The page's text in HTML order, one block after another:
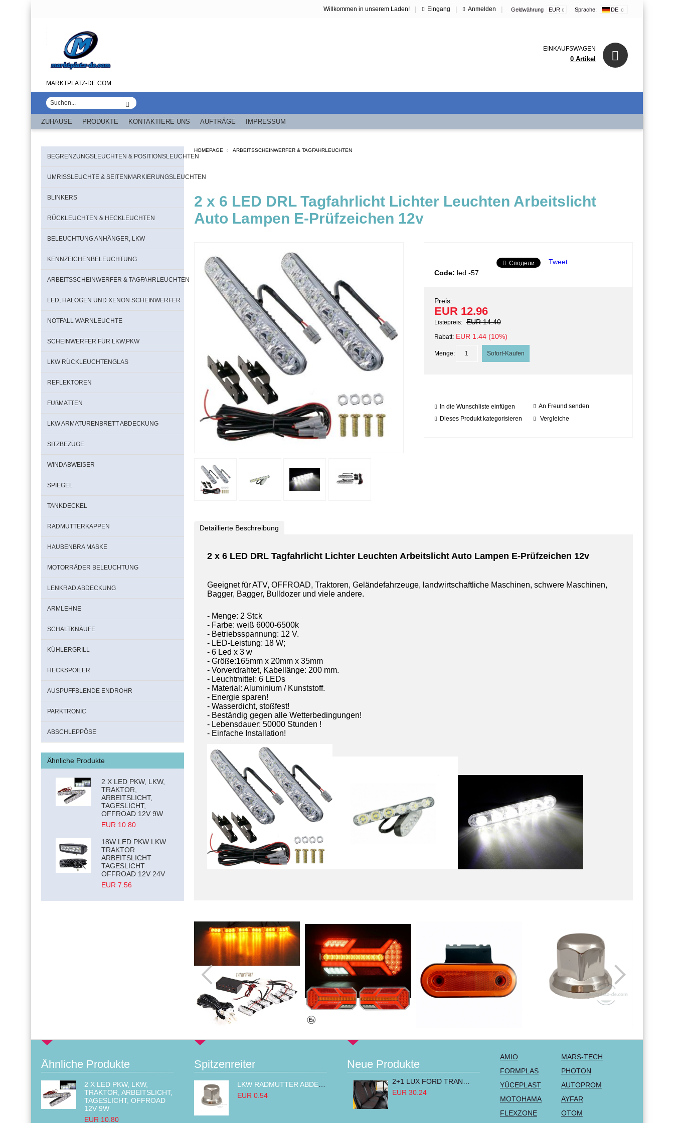
Willkommen in unserem Laden! | Eingang | Anmelden | Geldwährung EUR Sprache: DE
MARKTPLATZ-DE.COM
EINKAUFSWAGEN
0 Artikel
ZUHAUSE PRODUKTE KONTAKTIERE UNS AUFTRÄGE IMPRESSUM
BEGRENZUNGSLEUCHTEN & POSITIONSLEUCHTEN
UMRISSLEUCHTE & SEITENMARKIERUNGSLEUCHTEN
BLINKERS
RÜCKLEUCHTEN & HECKLEUCHTEN
BELEUCHTUNG ANHÄNGER, LKW
KENNZEICHENBELEUCHTUNG
ARBEITSSCHEINWERFER & TAGFAHRLEUCHTEN
LED, HALOGEN UND XENON SCHEINWERFER
NOTFALL WARNLEUCHTE
SCHEINWERFER FÜR LKW,PKW
LKW RÜCKLEUCHTENGLAS
REFLEKTOREN
FUßMATTEN
LKW ARMATURENBRETT ABDECKUNG
SITZBEZÜGE
WINDABWEISER
SPIEGEL
TANKDECKEL
RADMUTTERKAPPEN
HAUBENBRA MASKE
MOTORRÄDER BELEUCHTUNG
LENKRAD ABDECKUNG
ARMLEHNE
SCHALTKNÄUFE
KÜHLERGRILL
HECKSPOILER
AUSPUFFBLENDE ENDROHR
PARKTRONIC
ABSCHLEPPÖSE
Ähnliche Produkte
2 X LED PKW, LKW,
TRAKTOR,
ARBEITSLICHT,
TAGESLICHT,
OFFROAD 12V 9W
EUR 10.80
18W LED PKW LKW
TRAKTOR
ARBEITSLICHT
TAGESLICHT
OFFROAD 12V 24V
EUR 7.56
HOMEPAGE ARBEITSSCHEINWERFER & TAGFAHRLEUCHTEN
2 x 6 LED DRL Tagfahrlicht Lichter Leuchten Arbeitslicht
Auto Lampen E-Prüfzeichen 12v
Сподели
Tweet
Code: led -57
Preis:
EUR 12.96
Listepreis: EUR 14.40
Rabatt: EUR 1.44 (10%)
Menge:
In die Wunschliste einfügen
An Freund senden
Dieses Produkt kategorisieren
Vergleiche
Detaillierte Beschreibung
2 x 6 LED DRL Tagfahrlicht Lichter Leuchten Arbeitslicht Auto Lampen E-Prüfzeichen 12v
Geeignet für ATV, OFFROAD, Traktoren, Geländefahrzeuge, landwirtschaftliche Maschinen, schwere Maschinen,
Bagger, Bagger, Bulldozer und viele andere.
- Menge: 2 Stck
- Farbe: weiß 6000-6500k
- Betriebsspannung: 12 V.
- LED-Leistung: 18 W;
- 6 Led x 3 w
- Größe:165mm x 20mm x 35mm
- Vorverdrahtet, Kabellänge: 200 mm.
- Leuchtmittel: 6 LEDs
- Material: Aluminium / Kunststoff.
- Energie sparen!
- Wasserdicht, stoßfest!
- Beständig gegen alle Wetterbedingungen!
- Lebensdauer: 50000 Stunden !
- Einfache Installation!
Ähnliche Produkte
2 X LED PKW, LKW,
TRAKTOR, ARBEITSLICHT,
TAGESLICHT, OFFROAD
12V 9W
EUR 10.80
Spitzenreiter
LKW RADMUTTER ABDECKKAPPEN SECHSKANT KAPPEN FELGEN BOLZENABDECKUNGEN CHROM 32MM
EUR 0.54
Neue Produkte
EUR 30.24
AMIO
MARS-TECH
FORMPLAS
PHOTON
YÜCEPLAST
AUTOPROM
MOTOHAMA
AYFAR
FLEXZONE
OTOM